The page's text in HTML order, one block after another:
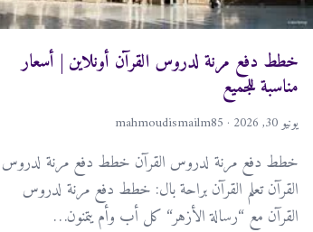
خطط دفع مرنة لدروس القرآن أونلاين | أسعار
مناسبة للجميع
يونيو 30, 2026 · mahmoudismailm85
خطط دفع مرنة لدروس القرآن خطط دفع مرنة لدروس
القرآن تعلم القرآن براحة بال: خطط دفع مرنة لدروس
القرآن مع “رسالة الأزهر“ كل أب وأم يتمنون…